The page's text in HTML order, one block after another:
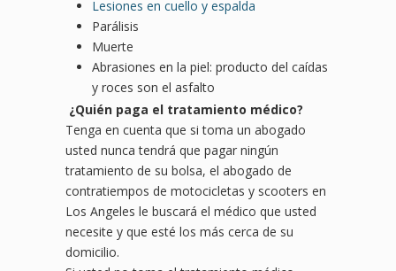
Lesiones en cuello y espalda
Parálisis
Muerte
Abrasiones en la piel: producto del caídas
y roces son el asfalto
¿Quién paga el tratamiento médico?
Tenga en cuenta que si toma un abogado
usted nunca tendrá que pagar ningún
tratamiento de su bolsa, el abogado de
contratiempos de motocicletas y scooters en
Los Angeles le buscará el médico que usted
necesite y que esté los más cerca de su
domicilio.